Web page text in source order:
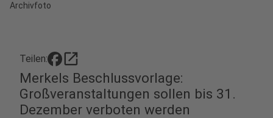
Archivfoto
Teilen: open_in_new
Merkels Beschlussvorlage:
Großveranstaltungen sollen bis 31.
Dezember verboten werden